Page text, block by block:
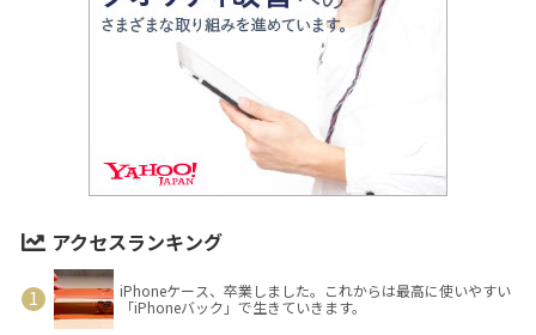
アクセスランキング
iPhoneケース、卒業しました。これからは最高に使いやすい
「iPhoneバック」で生きていきます。